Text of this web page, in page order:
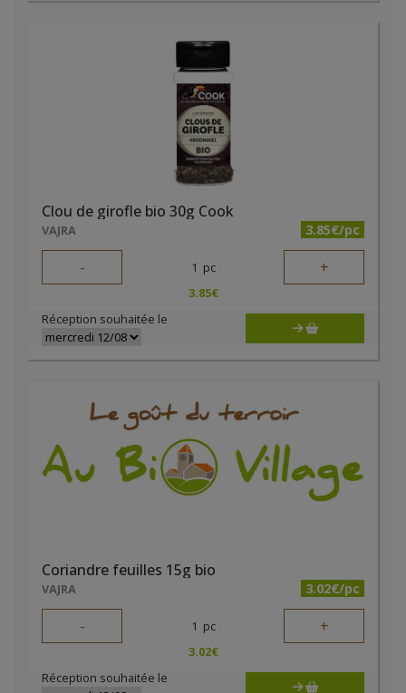
Clou de girofle bio 30g Cook
VAJRA 3.85€/pc
- 1 pc +
3.85€
Réception souhaitée le
Coriandre feuilles 15g bio
VAJRA 3.02€/pc
- 1 pc +
3.02€
Réception souhaitée le